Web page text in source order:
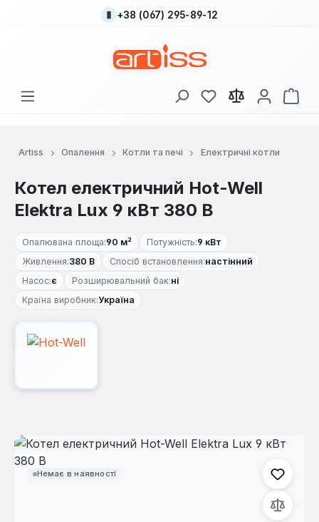
Перейти до основного вмісту
+38 (067) 295-89-12
У вас є 0 у списку
Artiss Опалення Котли та печі Електричні котли
Котел електричний Hot-Well
Elektra Lux 9 кВт 380 В
Опалювана площа:90 м² Потужність:9 кВт
Живлення:380 В Спосіб встановлення:настінний
Насос:є Розширювальний бак:ні
Країна виробник:Україна
Немає в наявності
Пропустити галерею зображень